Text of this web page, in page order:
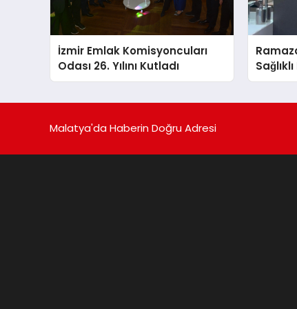
İzmir Emlak Komisyoncuları
Odası 26. Yılını Kutladı
Malatya'da Haberin Doğru Adresi